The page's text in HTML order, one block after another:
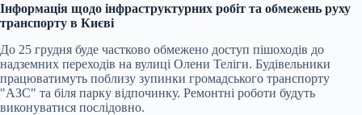
Інформація щодо інфраструктурних робіт та обмежень руху
транспорту в Києві
До 25 грудня буде частково обмежено доступ пішоходів до
надземних переходів на вулиці Олени Теліги. Будівельники
працюватимуть поблизу зупинки громадського транспорту
"АЗС" та біля парку відпочинку. Ремонтні роботи будуть
виконуватися послідовно.